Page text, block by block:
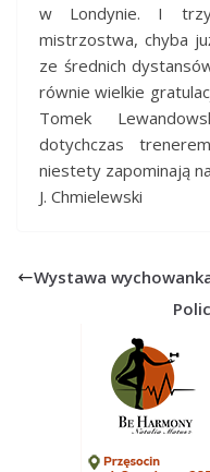
w Londynie. I
mistrzostwa, chyba
ze średnich
równie wielkie
Tomek
dotychczas
niestety zapominają
J. Chmielewski
Wystawa